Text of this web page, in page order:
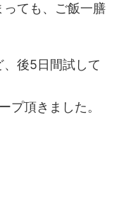
っても、ご飯一膳
後5日間試して
プ頂きました。